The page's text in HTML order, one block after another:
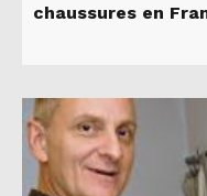
chaussures en